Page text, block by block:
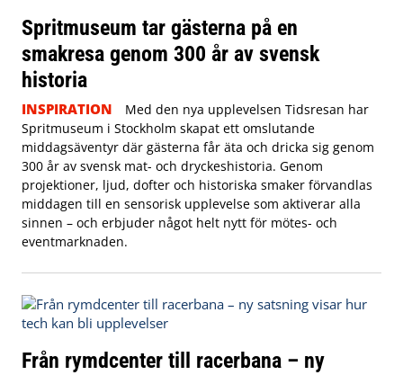
Spritmuseum tar gästerna på en
smakresa genom 300 år av svensk
historia
INSPIRATION
Med den nya upplevelsen Tidsresan har
Spritmuseum i Stockholm skapat ett omslutande
middagsäventyr där gästerna får äta och dricka sig genom
300 år av svensk mat- och dryckeshistoria. Genom
projektioner, ljud, dofter och historiska smaker förvandlas
middagen till en sensorisk upplevelse som aktiverar alla
sinnen – och erbjuder något helt nytt för mötes- och
eventmarknaden.
Från rymdcenter till racerbana – ny